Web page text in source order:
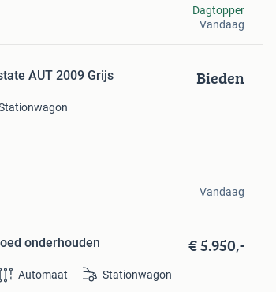
Dagtopper
Vandaag
AUT 2009 Grijs Bieden
Vandaag
onderhouden € 5.950,-
Automaat Stationwagon